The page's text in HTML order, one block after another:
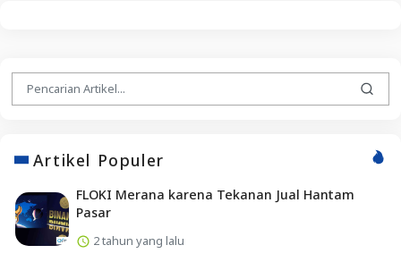
Artikel Populer
FLOKI Merana karena Tekanan Jual Hantam
Pasar
2 tahun yang lalu